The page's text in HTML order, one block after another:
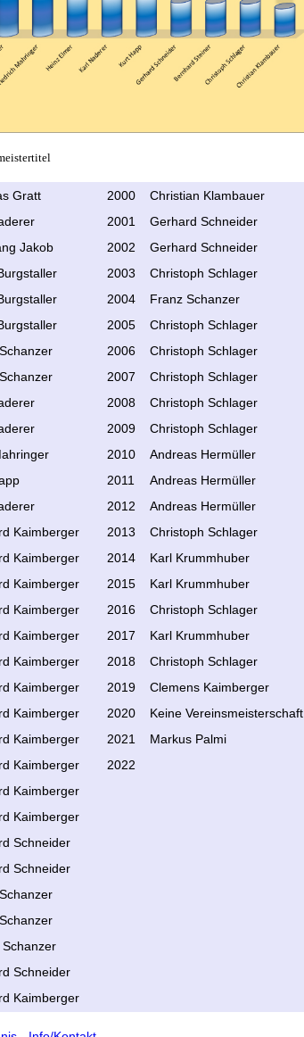
Gratt 2000
Christian Klambauer
2001
Gerhard Schneider
Jakob 2002
Gerhard Schneider
2003
Christoph Schlager
2004
Franz Schanzer
2005
Christoph Schlager
2006
Christoph Schlager
2007
Christoph Schlager
2008
Christoph Schlager
2009
Christoph Schlager
2010
Andreas Hermüller
2011
Andreas Hermüller
2012
Andreas Hermüller
Kaimberger 2013
Christoph Schlager
Kaimberger 2014
Karl Krummhuber
Kaimberger 2015
Karl Krummhuber
Kaimberger 2016
Christoph Schlager
Kaimberger 2017
Karl Krummhuber
Kaimberger 2018
Christoph Schlager
Kaimberger 2019
Clemens Kaimberger
Kaimberger 2020
Keine Vereinsmeisterschaft
Kaimberger 2021
Markus Palmi
Kaimberger
2022
Kaimberger
Kaimberger
Schneider
Schneider
Schneider
Kaimberger